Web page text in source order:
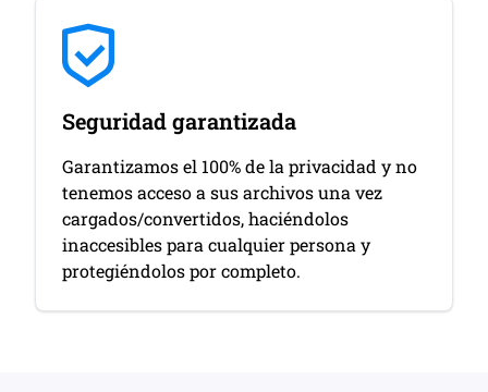
Seguridad garantizada
Garantizamos el 100% de la privacidad y no
tenemos acceso a sus archivos una vez
cargados/convertidos, haciéndolos
inaccesibles para cualquier persona y
protegiéndolos por completo.